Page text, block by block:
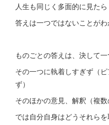
人生も同じく多面的に見たら
答えは一つではないことがわ
ものごとの答えは、決して一
その一つに執着しすぎず（
ず）
そのほかの意見、解釈（複
では自分自身はどうそれら